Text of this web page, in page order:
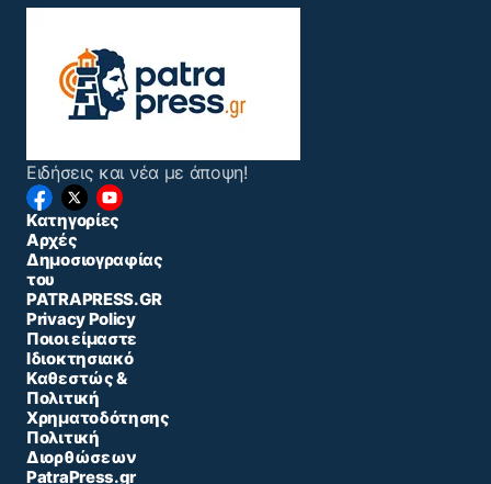
Ειδήσεις και νέα με άποψη!
Κατηγορίες
Αρχές
Δημοσιογραφίας
του
PATRAPRESS.GR
Privacy Policy
Ποιοι είμαστε
Ιδιοκτησιακό
Καθεστώς &
Πολιτική
Χρηματοδότησης
Πολιτική
Διορθώσεων
PatraPress.gr